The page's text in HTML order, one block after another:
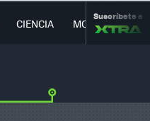
CIENCIA MOVILIDAD
Suscríbete a